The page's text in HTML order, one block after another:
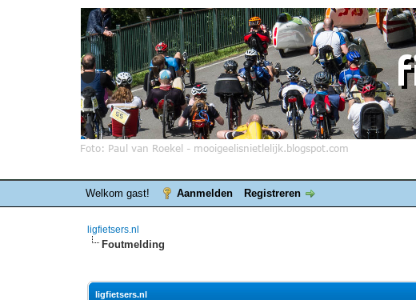
Welkom gast! Aanmelden Registreren
ligfietsers.nl
Foutmelding
ligfietsers.nl